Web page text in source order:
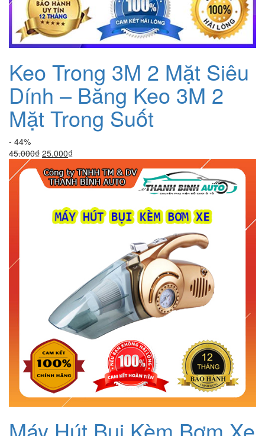
Keo Trong 3M 2 Mặt Siêu
Dính – Băng Keo 3M 2
Mặt Trong Suốt
- 44%
45.000₫ Giá
là:
45.000₫.
25.000₫Giá
tại
là: